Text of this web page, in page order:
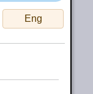
Eng